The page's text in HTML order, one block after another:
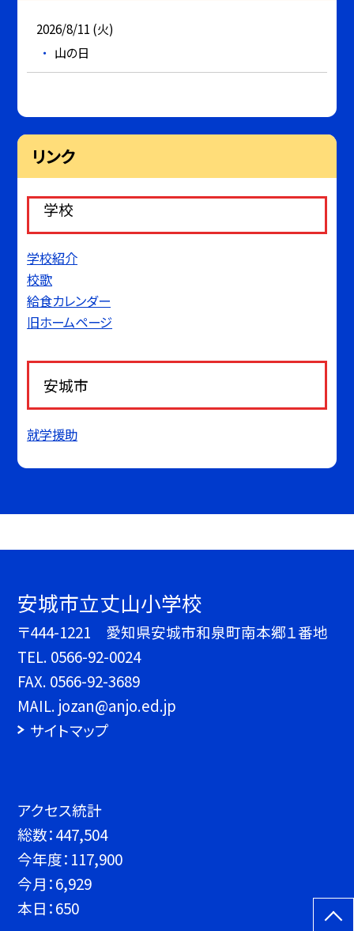
2026/8/11 (火)
山の日
リンク
学校
学校紹介
校歌
給食カレンダー
旧ホームページ
安城市
就学援助
安城市立丈山小学校
〒444-1221 愛知県安城市和泉町南本郷１番地
TEL. 0566-92-0024
FAX. 0566-92-3689
MAIL. jozan@anjo.ed.jp
サイトマップ
アクセス統計
総数：447,504
今年度： 117,900
今月：6,929
本日：650